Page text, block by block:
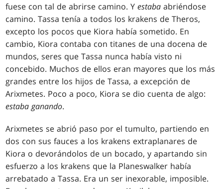
fuese con tal de abrirse camino. Yestaba abriéndose
camino. Tassa tenía a todos los krakens de Theros,
excepto los pocos que Kiora había sometido. En
cambio, Kiora contaba con titanes de una docena de
mundos, seres que Tassa nunca había visto ni
concebido. Muchos de ellos eran mayores que los más
grandes entre los hijos de Tassa, a excepción de
Arixmetes. Poco a poco, Kiora se dio cuenta de algo:
estaba ganando.
Arixmetes se abrió paso por el tumulto, partiendo en
dos con sus fauces a los krakens extraplanares de
Kiora o devorándolos de un bocado, y apartando sin
esfuerzo a los krakens que la Planeswalker había
arrebatado a Tassa. Era un ser inexorable, imposible.